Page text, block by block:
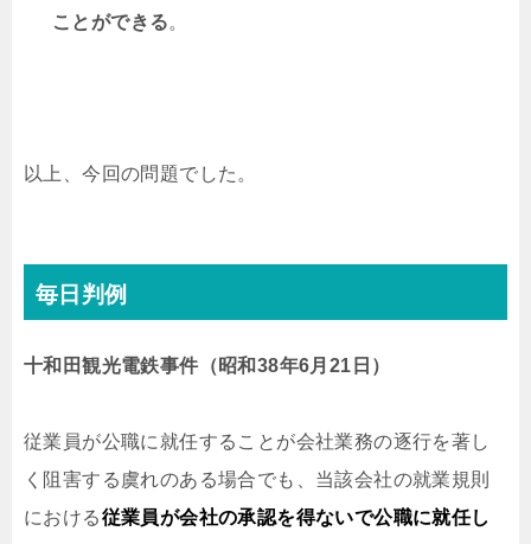
ことができる。
以上、今回の問題でした。
毎日判例
十和田観光電鉄事件（昭和38年6月21日）
従業員が公職に就任することが会社業務の逐行を著し
く阻害する虞れのある場合でも、当該会社の就業規則
における従業員が会社の承認を得ないで公職に就任し